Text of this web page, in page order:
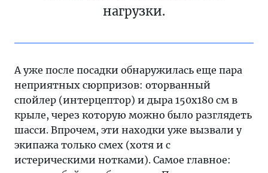
нагрузки.
А уже после посадки обнаружилась еще пара
неприятных сюрпризов: оторванный
спойлер (интерцептор) и дыра 150х180 см в
крыле, через которую можно было разглядеть
шасси. Впрочем, эти находки уже вызвали у
экипажа только смех (хотя и с
истерическими нотками). Самое главное: